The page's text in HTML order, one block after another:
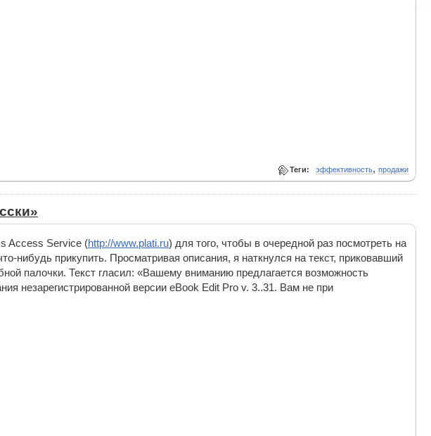
Теги: эффективность, продажи
Access Service (http://www.plati.ru) для того, чтобы в очередной раз посмотреть на
нибудь прикупить. Просматривая описания, я наткнулся на текст, приковавший
палочки. Текст гласил: «Вашему вниманию предлагается возможность
незарегистрированной версии eBook Edit Pro v. 3..31. Вам не при